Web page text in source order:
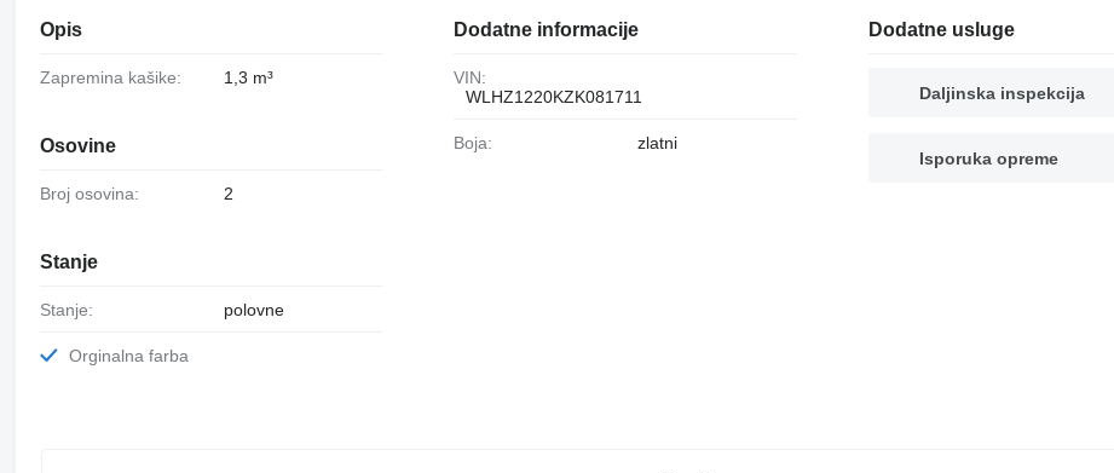
Opis
Zapremina kašike: 1,3 m³
Osovine
Broj osovina: 2
Stanje
Stanje: polovne
Orginalna farba
Dodatne informacije
VIN:
WLHZ1220KZK081711
Boja: zlatni
Dodatne usluge
Daljinska inspekcija
Isporuka opreme